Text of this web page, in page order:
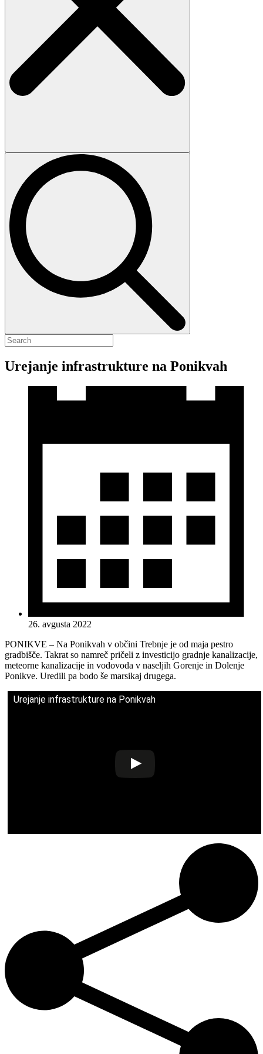
Urejanje infrastrukture na Ponikvah
26. avgusta 2022
PONIKVE – Na Ponikvah v občini Trebnje je od maja pestro
gradbišče. Takrat so namreč pričeli z investicijo gradnje kanalizacije,
meteorne kanalizacije in vodovoda v naseljih Gorenje in Dolenje
Ponikve. Uredili pa bodo še marsikaj drugega.
Urejanje infrastrukture na Ponikvah